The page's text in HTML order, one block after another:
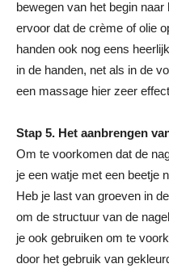
bewegen van het begin
ervoor dat de crème of olie
handen ook nog eens
in de handen, net als in de
een massage hier zeer
Stap 5. Het aanbrengen
Om te voorkomen dat de
je een watje met een beetje
Heb je last van groeven in
om de structuur van de
je ook gebruiken om te
door het gebruik van